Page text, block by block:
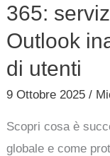
365:
Outlook
di utenti
9 Ottobre 2025/
Scopri cosa è
globale e come
per
milioni
utenti